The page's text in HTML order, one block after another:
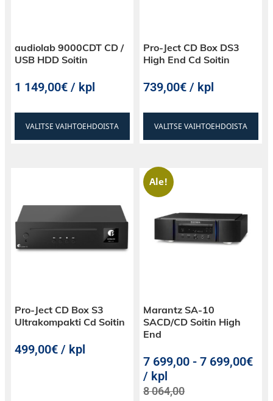
audiolab 9000CDT CD /
USB HDD Soitin
1 149,00€ / kpl
VALITSE VAIHTOEHDOISTA
Pro-Ject CD Box DS3
High End Cd Soitin
739,00€ / kpl
VALITSE VAIHTOEHDOISTA
Pro-Ject CD Box S3
Ultrakompakti Cd Soitin
499,00€ / kpl
Ale!
Marantz SA-10
SACD/CD Soitin High
End
7 699,00 -7 699,00€
/ kpl
8 064,00